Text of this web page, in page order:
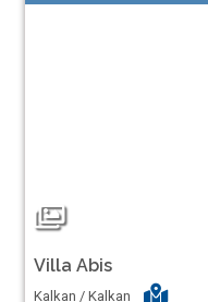
Villa Abis
Kalkan / Kalkan